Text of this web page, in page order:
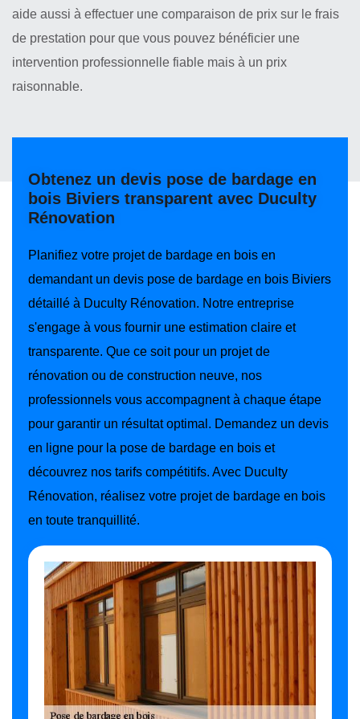
aide aussi à effectuer une comparaison de prix sur le frais
de prestation pour que vous pouvez bénéficier une
intervention professionnelle fiable mais à un prix
raisonnable.
Obtenez un devis pose de bardage en
bois Biviers transparent avec Duculty
Rénovation
Planifiez votre projet de bardage en bois en
demandant un devis pose de bardage en bois Biviers
détaillé à Duculty Rénovation. Notre entreprise
s'engage à vous fournir une estimation claire et
transparente. Que ce soit pour un projet de
rénovation ou de construction neuve, nos
professionnels vous accompagnent à chaque étape
pour garantir un résultat optimal. Demandez un devis
en ligne pour la pose de bardage en bois et
découvrez nos tarifs compétitifs. Avec Duculty
Rénovation, réalisez votre projet de bardage en bois
en toute tranquillité.